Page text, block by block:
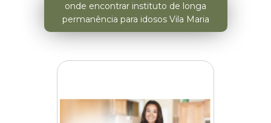
onde encontrar instituto de longa
permanência para idosos Vila Maria